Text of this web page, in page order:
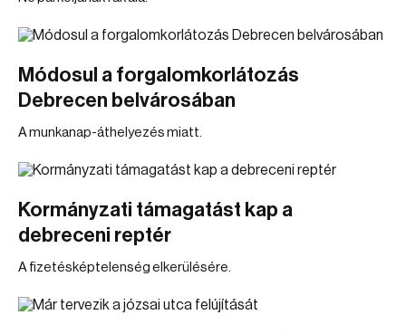
Módosul a forgalomkorlátozás
Debrecen belvárosában
A munkanap-áthelyezés miatt.
Kormányzati támagatást kap a
debreceni reptér
A fizetésképtelenség elkerülésére.